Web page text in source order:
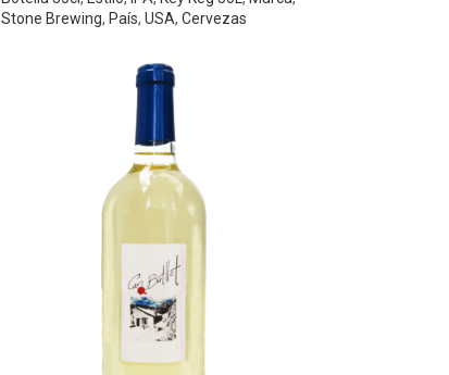
Stone Brewing, País, USA, Cervezas